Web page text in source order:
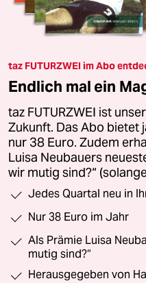
taz FUTURZWEI im Abo
Endlich mal ein
taz FUTURZWEI ist
Zukunft. Das Abo bietet
nur 38 Euro. Zudem
Luisa Neubauers
wir mutig sind?“
Jedes Quartal neu in
Nur 38 Euro im Jahr
Als Prämie Luisa
mutig sind?“
Herausgegeben von